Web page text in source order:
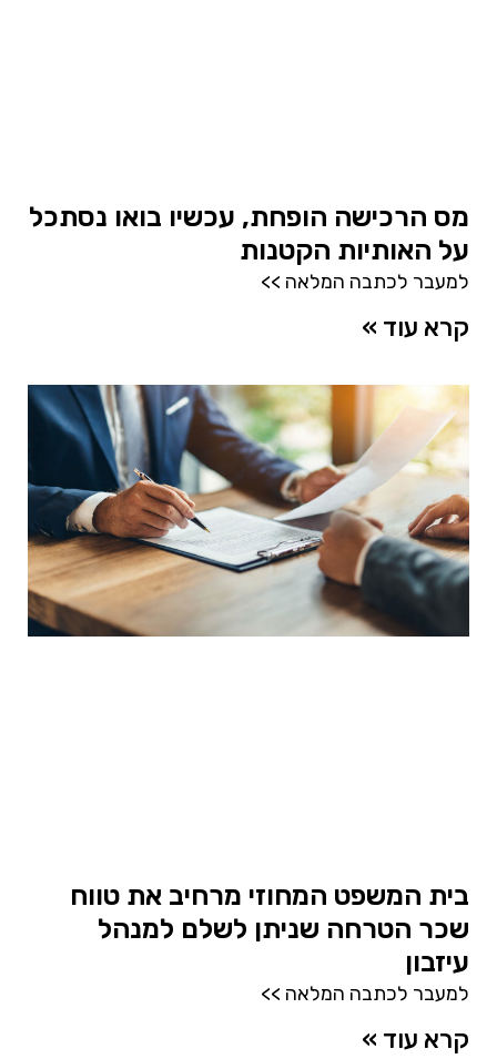
מס הרכישה הופחת, עכשיו בואו נסתכל
על האותיות הקטנות
למעבר לכתבה המלאה >>
קרא עוד »
בית המשפט המחוזי מרחיב את טווח
שכר הטרחה שניתן לשלם למנהל
עיזבון
למעבר לכתבה המלאה >>
קרא עוד »